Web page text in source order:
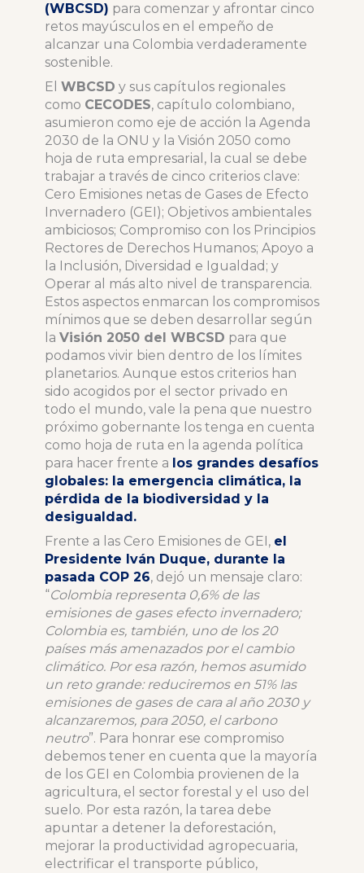
(WBCSD) para comenzar y afrontar cinco
retos mayúsculos en el empeño de
alcanzar una Colombia verdaderamente
sostenible.
El WBCSD y sus capítulos regionales
como CECODES, capítulo colombiano,
asumieron como eje de acción la Agenda
2030 de la ONU y la Visión 2050 como
hoja de ruta empresarial, la cual se debe
trabajar a través de cinco criterios clave:
Cero Emisiones netas de Gases de Efecto
Invernadero (GEI); Objetivos ambientales
ambiciosos; Compromiso con los Principios
Rectores de Derechos Humanos; Apoyo a
la Inclusión, Diversidad e Igualdad; y
Operar al más alto nivel de transparencia.
Estos aspectos enmarcan los compromisos
mínimos que se deben desarrollar según
la Visión 2050 del WBCSD para que
podamos vivir bien dentro de los límites
planetarios. Aunque estos criterios han
sido acogidos por el sector privado en
todo el mundo, vale la pena que nuestro
próximo gobernante los tenga en cuenta
como hoja de ruta en la agenda política
para hacer frente a los grandes desafíos
globales: la emergencia climática, la
pérdida de la biodiversidad y la
desigualdad.
Frente a las Cero Emisiones de GEI, el
Presidente Iván Duque, durante la
pasada COP 26, dejó un mensaje claro:
“Colombia representa 0,6% de las
emisiones de gases efecto invernadero;
Colombia es, también, uno de los 20
países más amenazados por el cambio
climático. Por esa razón, hemos asumido
un reto grande: reduciremos en 51% las
emisiones de gases de cara al año 2030 y
alcanzaremos, para 2050, el carbono
neutro”. Para honrar ese compromiso
debemos tener en cuenta que la mayoría
de los GEI en Colombia provienen de la
agricultura, el sector forestal y el uso del
suelo. Por esta razón, la tarea debe
apuntar a detener la deforestación,
mejorar la productividad agropecuaria,
electrificar el transporte público,